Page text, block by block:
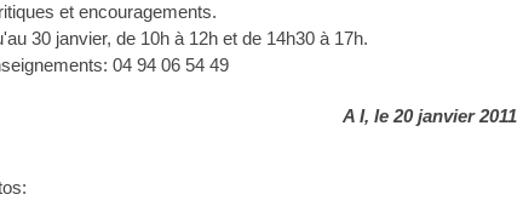
et encouragements.
30 janvier, de 10h à 12h et de 14h30 à 17h.
04 94 06 54 49
A I, le 20 janvier 2011